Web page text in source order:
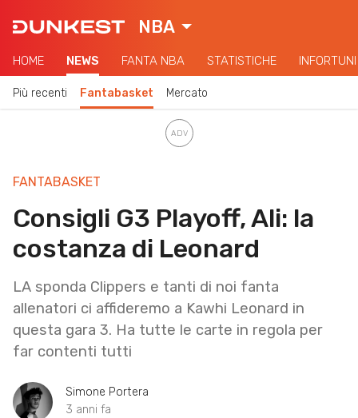
NBA
HOME NEWS FANTA NBA STATISTICHE INFORTUNI
Più recenti Fantabasket Mercato
FANTABASKET
Consigli G3 Playoff, Ali: la
costanza di Leonard
LA sponda Clippers e tanti di noi fanta
allenatori ci affideremo a Kawhi Leonard in
questa gara 3. Ha tutte le carte in regola per
far contenti tutti
Simone Portera
3 anni fa